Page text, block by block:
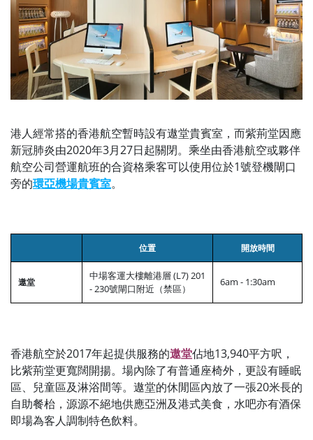
港人經常搭的香港航空暫時設有遨堂貴賓室，而紫荊堂因應
新冠肺炎由2020年3月27日起關閉。乘坐由香港航空或夥伴
航空公司營運航班的合資格乘客可以使用位於1號登機閘口
旁的環亞機場貴賓室。
位置 開放時間
遨堂
中場客運大樓離港層 (L7) 201
- 230號閘口附近（禁區）
6am - 1:30am
香港航空於2017年起提供服務的遨堂佔地13,940平方呎，
比紫荊堂更寬闊開揚。場內除了有普通座椅外，更設有睡眠
區、兒童區及淋浴間等。遨堂的休閒區內放了一張20米長的
自助餐枱，源源不絕地供應亞洲及港式美食，水吧亦有酒保
即場為客人調制特色飲料。